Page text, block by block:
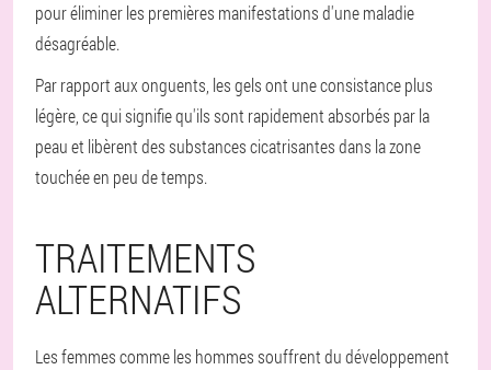
pour éliminer les premières manifestations d'une maladie
désagréable.
Par rapport aux onguents, les gels ont une consistance plus
légère, ce qui signifie qu'ils sont rapidement absorbés par la
peau et libèrent des substances cicatrisantes dans la zone
touchée en peu de temps.
TRAITEMENTS
ALTERNATIFS
Les femmes comme les hommes souffrent du développement